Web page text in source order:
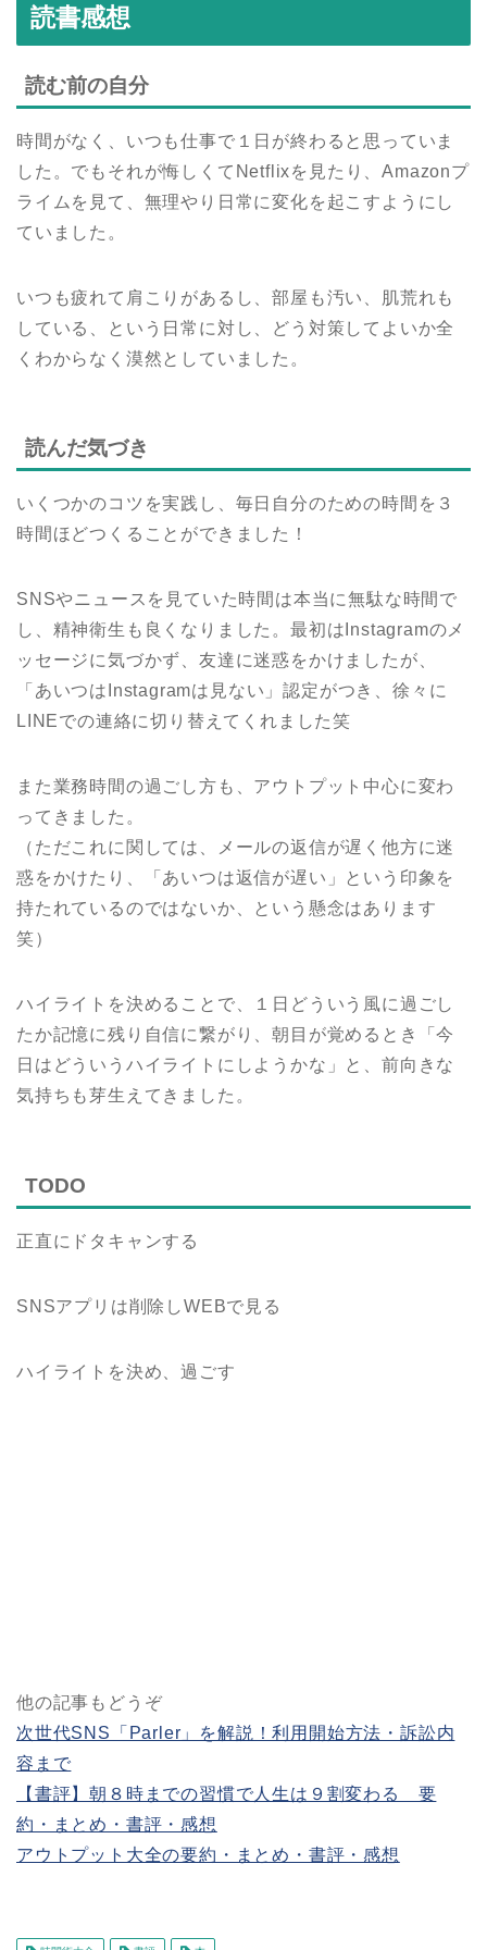
読書感想
読む前の自分
時間がなく、いつも仕事で１日が終わると思っていま
した。でもそれが悔しくてNetflixを見たり、Amazonプ
ライムを見て、無理やり日常に変化を起こすようにし
ていました。
いつも疲れて肩こりがあるし、部屋も汚い、肌荒れも
している、という日常に対し、どう対策してよいか全
くわからなく漠然としていました。
読んだ気づき
いくつかのコツを実践し、毎日自分のための時間を３
時間ほどつくることができました！
SNSやニュースを見ていた時間は本当に無駄な時間で
し、精神衛生も良くなりました。最初はInstagramのメ
ッセージに気づかず、友達に迷惑をかけましたが、
「あいつはInstagramは見ない」認定がつき、徐々に
LINEでの連絡に切り替えてくれました笑
また業務時間の過ごし方も、アウトプット中心に変わ
ってきました。
（ただこれに関しては、メールの返信が遅く他方に迷
惑をかけたり、「あいつは返信が遅い」という印象を
持たれているのではないか、という懸念はあります
笑）
ハイライトを決めることで、１日どういう風に過ごし
たか記憶に残り自信に繋がり、朝目が覚めるとき「今
日はどういうハイライトにしようかな」と、前向きな
気持ちも芽生えてきました。
TODO
正直にドタキャンする
SNSアプリは削除しWEBで見る
ハイライトを決め、過ごす
他の記事もどうぞ
次世代SNS「Parler」を解説！利用開始方法・訴訟内
容まで
【書評】朝８時までの習慣で人生は９割変わる 要
約・まとめ・書評・感想
アウトプット大全の要約・まとめ・書評・感想